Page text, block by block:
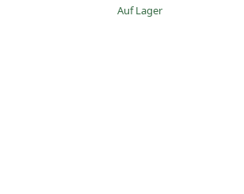
auf Lager